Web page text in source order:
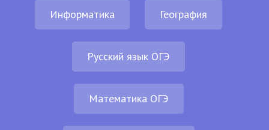
Информатика География
Русский язык ОГЭ
Математика ОГЭ